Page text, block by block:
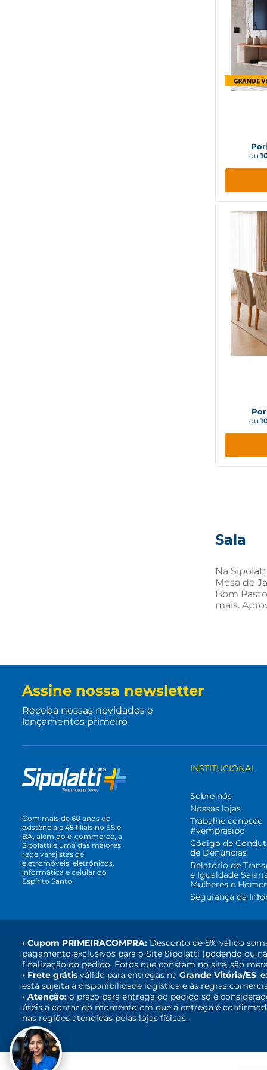
Por
ou
Por
ou
Sala
Na
Mesa de
Bom
mais.
Assine nossa newsletter
Receba nossas novidades e
lançamentos primeiro
Com mais de 60 anos de
existência e 45 filiais no ES e
BA, além do e-commerce, a
Sipolatti é uma das maiores
rede varejistas de
eletromóveis, eletrônicos,
informática e celular do
Espírito Santo.
INSTITUCIONAL
Sobre nós
Nossas lojas
Trabalhe conosco
#vemprasipo
Código de
de Denúncias
Relatório de
e Igualdade
Mulheres e
Segurança da
• Cupom PRIMEIRACOMPRA: Desconto de 5% válido
pagamento exclusivos para o Site Sipolatti (podendo ou
finalização do pedido. Fotos que constam no site, são
• Frete grátis válido para entregas na Grande Vitória/ES,
está sujeita à disponibilidade logística e às regras
• Atenção: o prazo para entrega do pedido só é
úteis a contar do momento em que a entrega é
nas regiões atendidas pelas lojas físicas.